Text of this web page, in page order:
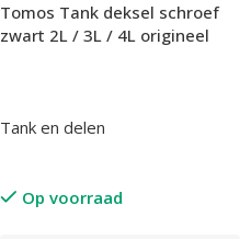
Tomos Tank deksel schroef
zwart 2L / 3L / 4L origineel
Tank en delen
Op voorraad